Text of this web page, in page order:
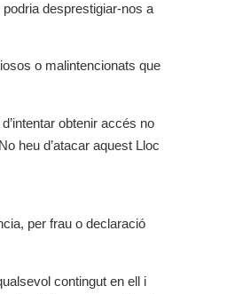
desprestigiar-nos a
o malintencionats que
obtenir accés no
heu d’atacar aquest Lloc
per frau o declaració
contingut en ell i